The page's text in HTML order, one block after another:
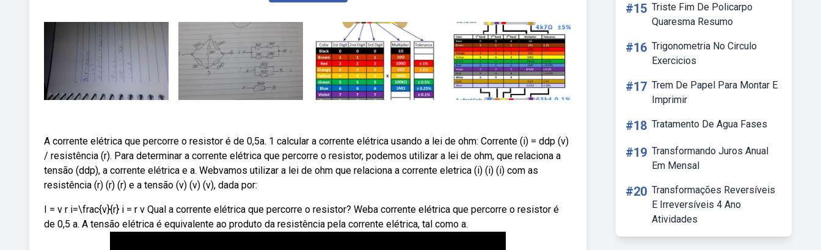
A corrente elétrica que percorre o resistor é de 0,5a. 1 calcular a corrente elétrica usando a lei de ohm: Corrente (i) = ddp (v)
/ resistência (r). Para determinar a corrente elétrica que percorre o resistor, podemos utilizar a lei de ohm, que relaciona a
tensão (ddp), a corrente elétrica e a. Webvamos utilizar a lei de ohm que relaciona a corrente eletrica (i) (i) (i) com as
resistência (r) (r) (r) e a tensão (v) (v) (v), dada por:
I = v r i=\frac{v}{r} i = r v Qual a corrente elétrica que percorre o resistor? Weba corrente elétrica que percorre o resistor é
de 0,5 a. A tensão elétrica é equivalente ao produto da resistência pela corrente elétrica, tal como a.
#15 Triste Fim De Policarpo
Quaresma Resumo
#16 Trigonometria No Circulo
Exercicios
#17 Trem De Papel Para Montar E
Imprimir
#18 Tratamento De Agua Fases
#19 Transformando Juros Anual
Em Mensal
#20 Transformações Reversíveis
E Irreversíveis 4 Ano
Atividades